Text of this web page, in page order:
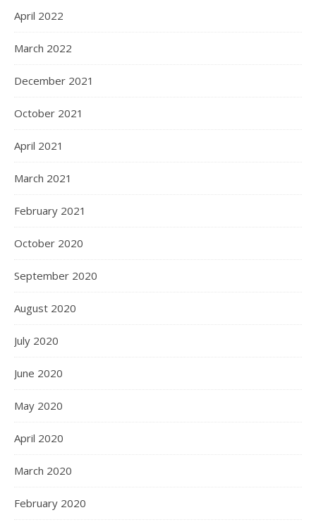
April 2022
March 2022
December 2021
October 2021
April 2021
March 2021
February 2021
October 2020
September 2020
August 2020
July 2020
June 2020
May 2020
April 2020
March 2020
February 2020